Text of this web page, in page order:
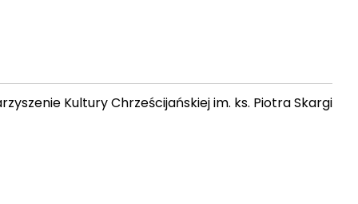
Kultury Chrześcijańskiej im. ks. Piotra Skargi